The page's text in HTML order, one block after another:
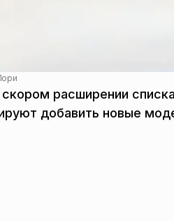
расширении
добавить новые